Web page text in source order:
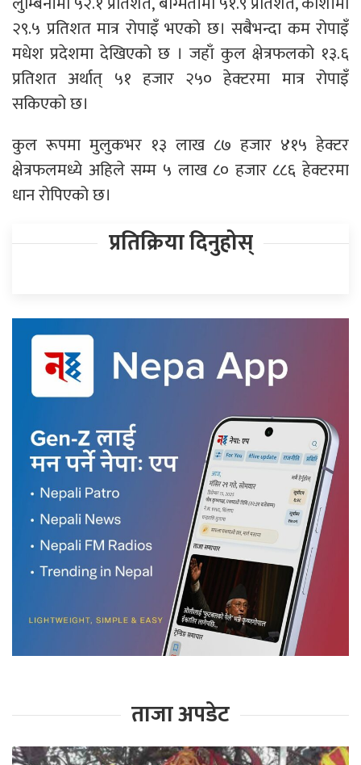
२९.५ प्रतिशत मात्र रोपाइँ भएको छ। सबैभन्दा कम रोपाइँ
मधेश प्रदेशमा देखिएको छ । जहाँ कुल क्षेत्रफलको १३.६
प्रतिशत अर्थात् ५१ हजार २५० हेक्टरमा मात्र रोपाइँ
सकिएको छ।
कुल रूपमा मुलुकभर १३ लाख ८७ हजार ४१५ हेक्टर
क्षेत्रफलमध्ये अहिले सम्म ५ लाख ८० हजार ८८६ हेक्टरमा
धान रोपिएको छ।
प्रतिक्रिया दिनुहोस्
ताजा अपडेट